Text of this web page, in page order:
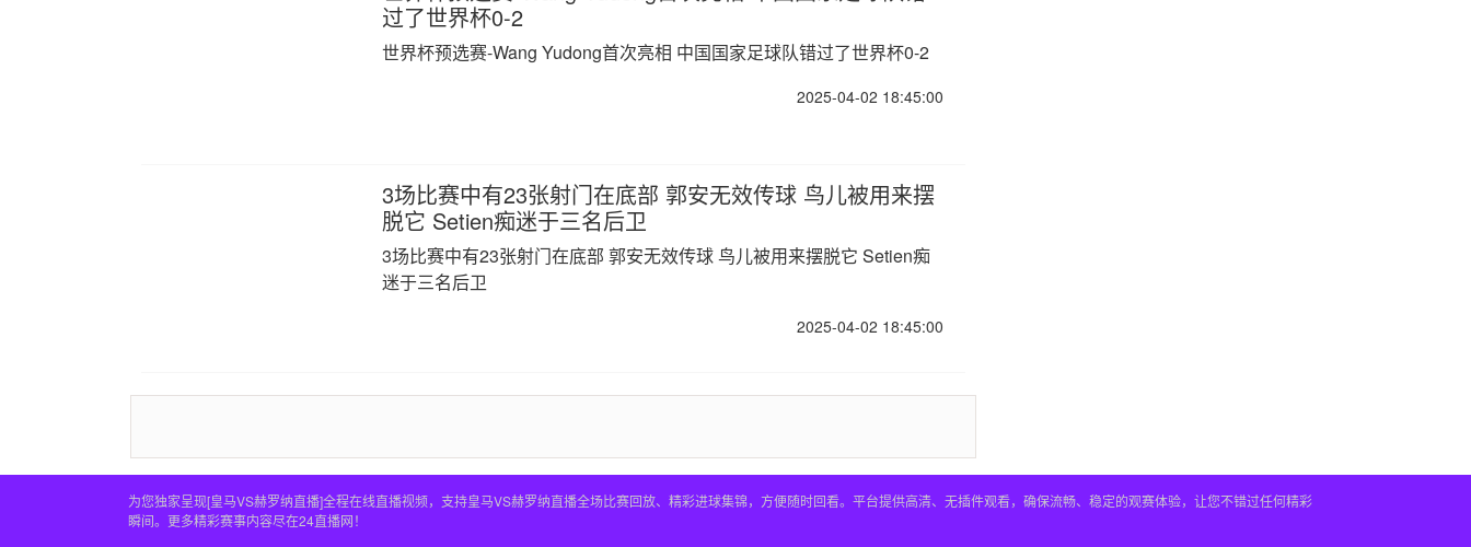
过了世界杯0-2
世界杯预选赛-Wang Yudong首次亮相 中国国家足球队错过了世界杯0-2
2025-04-02 18:45:00
3场比赛中有23张射门在底部 郭安无效传球 鸟儿被用来摆
脱它 Setien痴迷于三名后卫
3场比赛中有23张射门在底部 郭安无效传球 鸟儿被用来摆脱它 Setien痴
迷于三名后卫
2025-04-02 18:45:00
为您独家呈现[皇马VS赫罗纳直播]全程在线直播视频，支持皇马VS赫罗纳直播全场比赛回放、精彩进球集锦，方便随时回看。平台提供高清、无插件观看，确保流畅、稳定的观赛体验，让您不错过任何精彩
瞬间。更多精彩赛事内容尽在24直播网！